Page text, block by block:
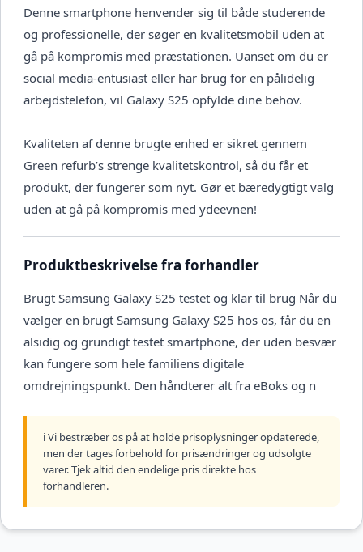
Denne smartphone henvender sig til både studerende
og professionelle, der søger en kvalitetsmobil uden at
gå på kompromis med præstationen. Uanset om du er
social media-entusiast eller har brug for en pålidelig
arbejdstelefon, vil Galaxy S25 opfylde dine behov.
Kvaliteten af denne brugte enhed er sikret gennem
Green refurb’s strenge kvalitetskontrol, så du får et
produkt, der fungerer som nyt. Gør et bæredygtigt valg
uden at gå på kompromis med ydeevnen!
Produktbeskrivelse fra forhandler
Brugt Samsung Galaxy S25 testet og klar til brug Når du
vælger en brugt Samsung Galaxy S25 hos os, får du en
alsidig og grundigt testet smartphone, der uden besvær
kan fungere som hele familiens digitale
omdrejningspunkt. Den håndterer alt fra eBoks og n
ℹ️ Vi bestræber os på at holde prisoplysninger opdaterede,
men der tages forbehold for prisændringer og udsolgte
varer. Tjek altid den endelige pris direkte hos
forhandleren.